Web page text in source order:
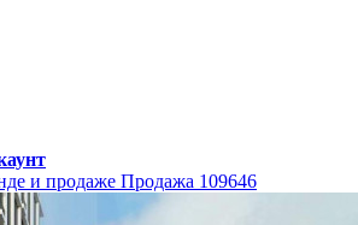
и продаже Продажа 109646